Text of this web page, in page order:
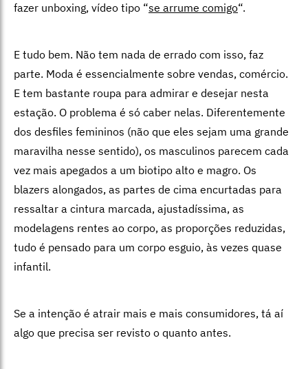
fazer unboxing, vídeo tipo “se arrume comigo“.
E tudo bem. Não tem nada de errado com isso, faz
parte. Moda é essencialmente sobre vendas, comércio.
E tem bastante roupa para admirar e desejar nesta
estação. O problema é só caber nelas. Diferentemente
dos desfiles femininos (não que eles sejam uma grande
maravilha nesse sentido), os masculinos parecem cada
vez mais apegados a um biotipo alto e magro. Os
blazers alongados, as partes de cima encurtadas para
ressaltar a cintura marcada, ajustadíssima, as
modelagens rentes ao corpo, as proporções reduzidas,
tudo é pensado para um corpo esguio, às vezes quase
infantil.
Se a intenção é atrair mais e mais consumidores, tá aí
algo que precisa ser revisto o quanto antes.